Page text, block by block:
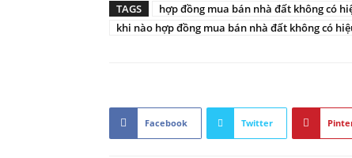
TAGS
hợp đồng mua bán nhà đất không có
khi nào hợp đồng mua bán nhà đất không có
Facebook Twitter